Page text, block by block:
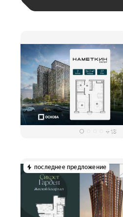
+ 13
последнее предложение